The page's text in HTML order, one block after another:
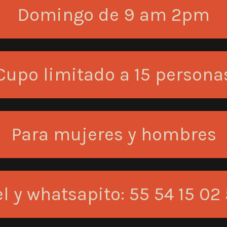
Domingo de 9 am 2pm
limitado a 15
Para mujeres y hombres
y whatsapito: 55 54 15 02